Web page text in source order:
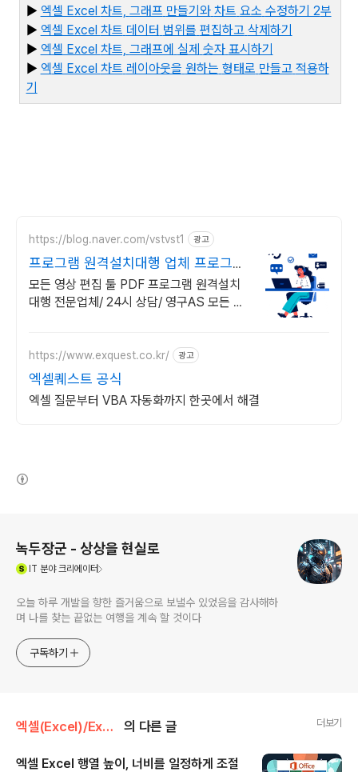
▶ 엑셀 Excel 차트, 그래프 만들기와 차트 요소 수정하기 2부
▶ 엑셀 Excel 차트 데이터 범위를 편집하고 삭제하기
▶ 엑셀 Excel 차트, 그래프에 실제 숫자 표시하기
▶ 엑셀 Excel 차트 레이아웃을 원하는 형태로 만들고 적용하
기
https://blog.naver.com/vstvst1 광고
프로그램 원격설치대행 업체 프로그램
원격설치대행 전문
모든 영상 편집 툴 PDF 프로그램 원격설치
대행 전문업체/ 24시 상담/ 영구AS 모든 영
https://www.exquest.co.kr/ 광고
엑셀퀘스트 공식
엑셀 질문부터 VBA 자동화까지 한곳에서 해결
녹두장군 - 상상을 현실로
IT 분야 크리에이터
오늘 하루 개발을 향한 즐거움으로 보낼수 있었음을 감사해하
며 나를 찾는 끝없는 여행을 계속 할 것이다
구독하기
엑셀(Excel)/Excel 의 다른 글 더보기
엑셀 Excel 행열 높이, 너비를 일정하게 조절